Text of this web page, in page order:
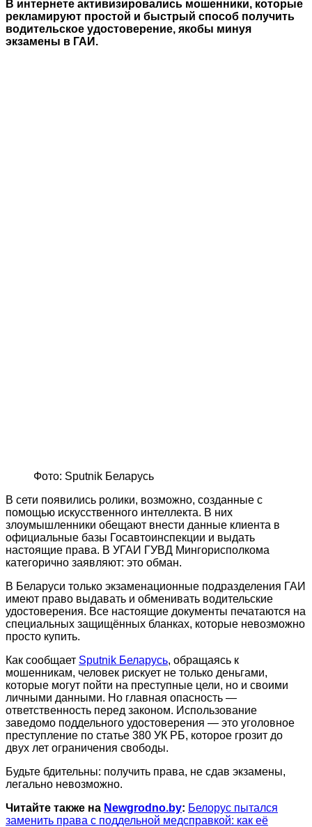
В интернете активизировались мошенники, которые
рекламируют простой и быстрый способ получить
водительское удостоверение, якобы минуя
экзамены в ГАИ.
Фото: Sputnik Беларусь
В сети появились ролики, возможно, созданные с
помощью искусственного интеллекта. В них
злоумышленники обещают внести данные клиента в
официальные базы Госавтоинспекции и выдать
настоящие права. В УГАИ ГУВД Мингорисполкома
категорично заявляют: это обман.
В Беларуси только экзаменационные подразделения ГАИ
имеют право выдавать и обменивать водительские
удостоверения. Все настоящие документы печатаются на
специальных защищённых бланках, которые невозможно
просто купить.
Как сообщает Sputnik Беларусь, обращаясь к
мошенникам, человек рискует не только деньгами,
которые могут пойти на преступные цели, но и своими
личными данными. Но главная опасность —
ответственность перед законом. Использование
заведомо поддельного удостоверения — это уголовное
преступление по статье 380 УК РБ, которое грозит до
двух лет ограничения свободы.
Будьте бдительны: получить права, не сдав экзамены,
легально невозможно.
Читайте также на Newgrodno.by: Белорус пытался
заменить права с поддельной медсправкой: как её